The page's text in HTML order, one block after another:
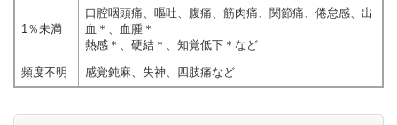
1％未満
口腔咽頭痛、嘔吐、腹痛、筋肉痛、関節痛、倦怠感、出
血＊、血腫＊
熱感＊、硬結＊、知覚低下＊など
頻度不明 感覚鈍麻、失神、四肢痛など